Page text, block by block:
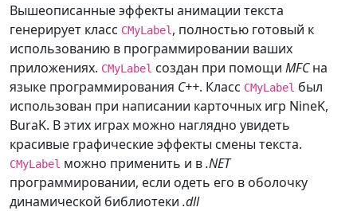
Вышеописанные эффекты анимации текста
генерирует класс CMyLabel , полностью готовый к
использованию в программировании ваших
приложениях. CMyLabel создан при помощи MFCна
языке программирования С++. Класс CMyLabel был
использован при написании карточных игр NineK,
BuraK. В этих играх можно наглядно увидеть
красивые графические эффекты смены текста.
CMyLabel можно применить и в.NET
программировании, если одеть его в оболочку
динамической библиотеки .dll